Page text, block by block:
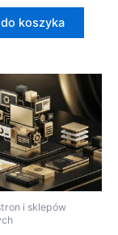
koszyka
i sklepów